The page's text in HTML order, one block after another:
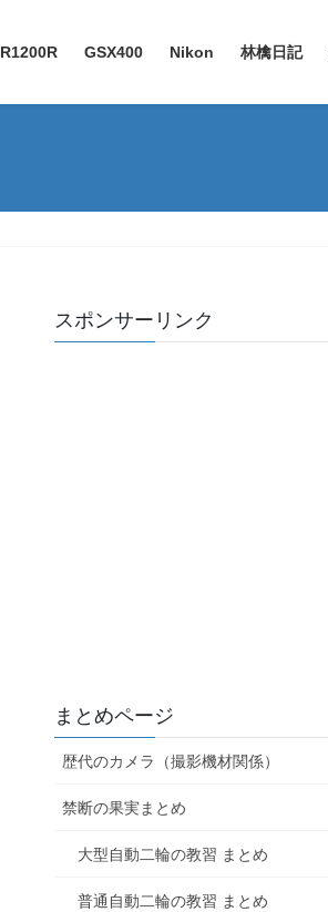
R1200R GSX400 Nikon 林檎日記
スポンサーリンク
まとめページ
歴代のカメラ（撮影機材関係）
禁断の果実まとめ
大型自動二輪の教習 まとめ
普通自動二輪の教習 まとめ